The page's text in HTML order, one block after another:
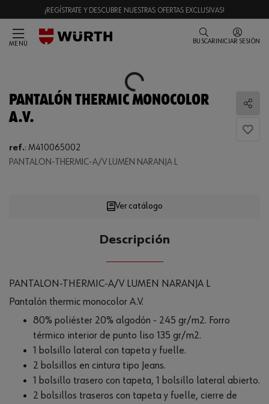
¡REGÍSTRATE Y DESCUBRE NUESTRAS OFERTAS EXCLUSIVAS!
MENÚ BUSCAR INICIAR SESIÓN
Loading...
PANTALÓN THERMIC MONOCOLOR
A.V.
ref.: M410065002
PANTALON-THERMIC-A/V LUMEN NARANJA L
Loading...
Ver catálogo
Descripción
PANTALON-THERMIC-A/V LUMEN NARANJA L
Pantalón thermic monocolor A.V.
80% poliéster 20% algodón - 245 gr/m2. Forro
térmico interior de punto liso 135 gr/m2.
1 bolsillo lateral con tapeta y fuelle.
2 bolsillos en cintura tipo Jeans.
1 bolsillo trasero con tapeta, 1 bolsillo lateral abierto.
2 bolsillos traseros con tapeta y fuelle, cierre de